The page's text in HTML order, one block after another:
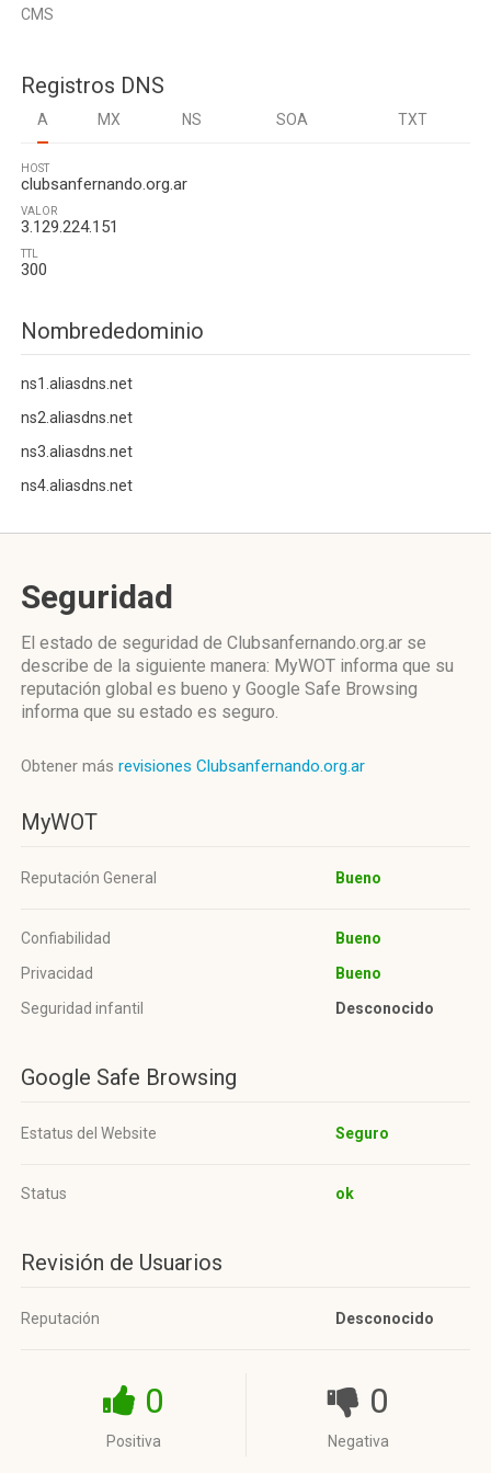
CMS
Registros DNS
A MX NS SOA TXT
HOST
clubsanfernando.org.ar
VALOR
3.129.224.151
TTL
300
Nombrededominio
ns1.aliasdns.net
ns2.aliasdns.net
ns3.aliasdns.net
ns4.aliasdns.net
Seguridad
El estado de seguridad de Clubsanfernando.org.ar se
describe de la siguiente manera: MyWOT informa que su
reputación global es bueno y Google Safe Browsing
informa que su estado es seguro.
Obtener más revisiones Clubsanfernando.org.ar
MyWOT
Reputación General Bueno
Confiabilidad
Bueno
Privacidad
Bueno
Seguridad infantil
Desconocido
Google Safe Browsing
Estatus del Website Seguro
Status ok
Revisión de Usuarios
Reputación Desconocido
0
Positiva
0
Negativa